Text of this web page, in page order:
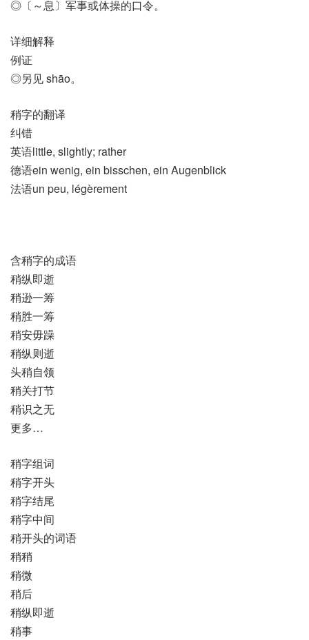
◎〔～息〕军事或体操的口令。
详细解释
例证
◎另见 shāo。
稍字的翻译
纠错
英语little, slightly; rather
德语ein wenig, ein bisschen, ein Augenblick
法语un peu, légèrement
含稍字的成语
稍纵即逝
稍逊一筹
稍胜一筹
稍安毋躁
稍纵则逝
头稍自领
稍关打节
稍识之无
更多…
稍字组词
稍字开头
稍字结尾
稍字中间
稍开头的词语
稍稍
稍微
稍后
稍纵即逝
稍事